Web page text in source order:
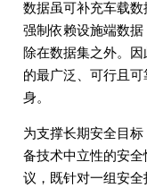
数据虽可补充车载
强制依赖设施端数
除在数据集之外。
的最广泛、可行且
身。
为支撑长期安全目
备技术中立性的安
议，既针对一组安